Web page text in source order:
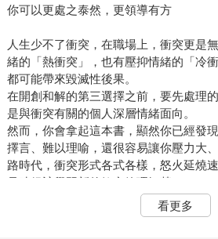
你可以更處之泰然，更領導有方
人生少不了衝突，在職場上，衝突更是
緒的「熱衝突」，也有壓抑情緒的「冷
都可能帶來毀滅性後果。
在開創和解的第三選擇之前，要先處理
是與衝突有關的個人深層情緒面向。
然而，你會拿起這本書，顯然你已經發
擇言、難以理喻，還很容易讓你壓力大
路時代，衝突形式各式各樣，怒火延燒
是時候該學習新的衝突管理智慧了。
「都是你的錯！」有沒有覺得這句話似
向的人，往往是抱怨大王，而且死不認
看更多